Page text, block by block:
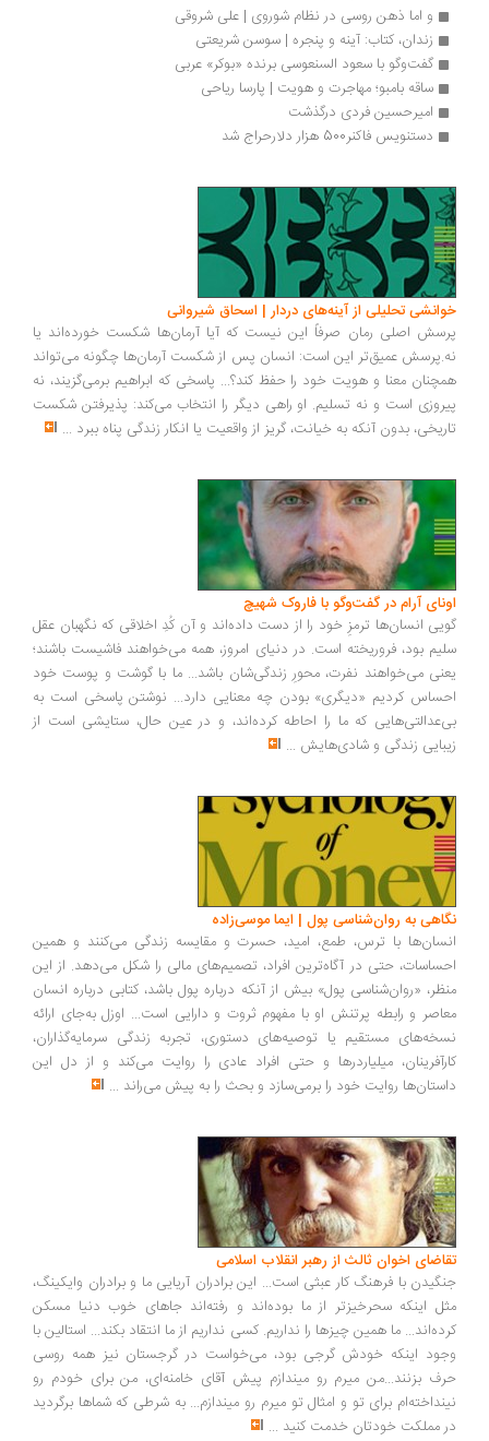
و اما ذهن روسی در نظام شوروی | علی شروقی
زندان، کتاب: آینه و پنجره | سوسن شریعتی
گفت‌وگو با سعود السنعوسی برنده «بوکر» عربی
ساقه بامبو؛ مهاجرت و هویت | پارسا ریاحی
امیرحسین فردی درگذشت
دستنویس فاکنر500 هزار دلارحراج شد
خوانشی تحلیلی از آینه‌های دردار | اسحاق شیروانی
پرسش اصلی رمان صرفاً این نیست که آیا آرمان‌ها شکست خورده‌اند یا
نه.پرسش عمیق‌تر این است: انسان پس از شکست آرمان‌ها چگونه می‌تواند
همچنان معنا و هویت خود را حفظ کند؟... پاسخی که ابراهیم برمی‌گزیند، نه
پیروزی است و نه تسلیم. او راهی دیگر را انتخاب می‌کند: پذیرفتن شکست
تاریخی، بدون آنکه به خیانت، گریز از واقعیت یا انکار زندگی پناه ببرد ...
اونای آرام در گفت‌وگو با فاروک شهیچ‭
گویی انسان‌ها ترمزِ خود را از دست داده‌اند و آن کُدِ اخلاقی که نگهبان عقل
سلیم بود، فروریخته است. در دنیای امروز، همه می‌خواهند فاشیست باشند؛
یعنی می‌خواهند نفرت، محورِ زندگی‌شان باشد... ما با گوشت و پوست خود
احساس کردیم «دیگری» بودن چه معنایی دارد... نوشتن پاسخی است به
بی‌عدالتی‌هایی که ما را احاطه کرده‌اند، و در عین حال، ستایشی است از
زیبایی زندگی و شادی‌هایش ...
نگاهی به روان‌شناسی پول | ایما موسی‌زاده
انسان‌ها با ترس، طمع، امید، حسرت و مقایسه زندگی می‌کنند و همین
احساسات، حتی در آگاه‌ترین افراد، تصمیم‌های مالی را شکل می‌دهد. از این
منظر، «روان‌شناسی پول» بیش از آنکه درباره پول باشد، کتابی درباره انسان
معاصر و رابطه پرتنش او با مفهوم ثروت و دارایی است... اوزل به‌جای ارائه
نسخه‌های مستقیم یا توصیه‌های دستوری، تجربه زندگی سرمایه‌گذاران،
کارآفرینان، میلیاردرها و حتی افراد عادی را روایت می‌کند و از دل این
داستان‌ها روایت خود را برمی‌سازد و بحث را به پیش می‌راند ...
تقاضای اخوان ثالث از رهبر انقلاب اسلامی
جنگیدن با فرهنگ کار عبثی است... این برادران آریایی ما و برادران وایکینگ،
مثل اینکه سحرخیزتر از ما بوده‌اند و رفته‌اند جاهای خوب دنیا مسکن
کرده‌اند... ما همین چیزها را نداریم. کسی نداریم از ما انتقاد بکند... استالین با
وجود اینکه خودش گرجی بود، می‌خواست در گرجستان نیز همه روسی
حرف بزنند...من میرم رو میندازم پیش آقای خامنه‌ای، من برای خودم رو
نینداخته‌ام برای تو و امثال تو میرم رو میندازم... به شرطی که شماها برگردید
در مملکت خودتان خدمت کنید ...